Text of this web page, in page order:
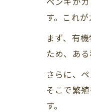
す。これ
まず、有
ため、あ
さらに、
そこで繁
す。